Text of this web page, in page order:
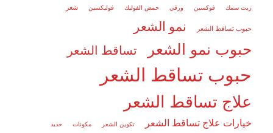
زيت سمك
فوكسين ورقي حمض الفوليك فوليكسين شعر
حبوب تساقط الشعر نمو الشعر
حبوب نمو الشعر تساقط الشعر
حبوب تساقط الشعر
علاج تساقط الشعر
خيارات علاج تساقط الشعر تكوين الشعر مكونات حديد